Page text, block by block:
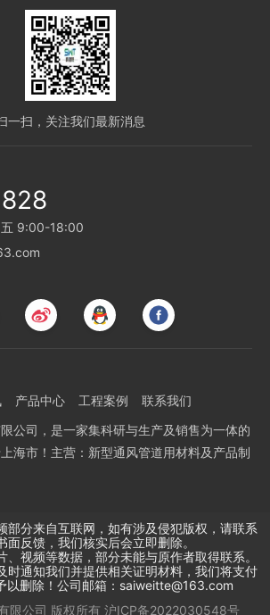
一扫，关注我们最新消息
五 9:00-18:00
产品中心 工程案例
联系我们
公司，是一家集科研与生产及销售为一体的
海市！主营：新型通风管道用材料及产品制
部分来自互联网，如有涉及侵犯版权，请联系
面反馈，我们核实后会立即删除。
、视频等数据，部分未能与原作者取得联系。
时通知我们并提供相关证明材料，我们将支付
以删除！公司邮箱：saiweitte@163.com
限公司 版权所有 沪ICP备2022030548号